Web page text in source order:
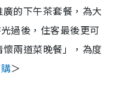
的下午茶套餐，為大
過後，住客最後更可
兩道菜晚餐」，為度
＞